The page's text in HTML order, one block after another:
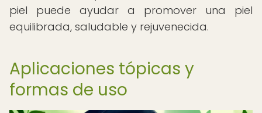
piel puede ayudar a promover una piel
equilibrada, saludable y rejuvenecida.
Aplicaciones tópicas y
formas de uso